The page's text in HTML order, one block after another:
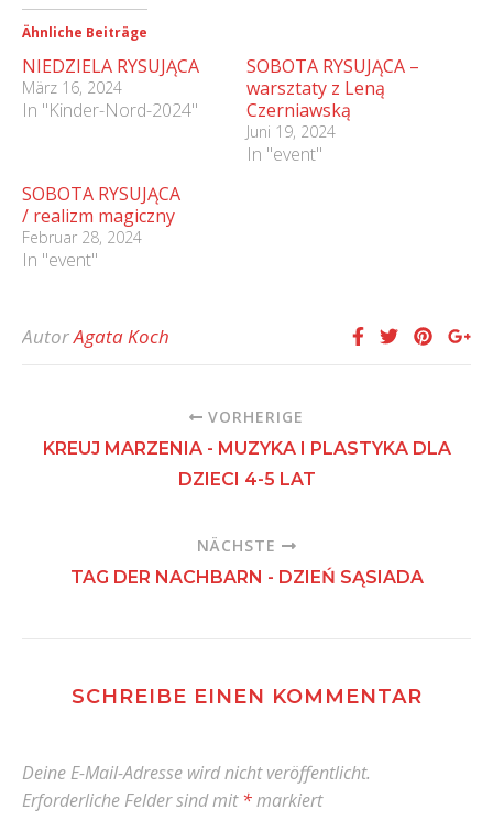
Ähnliche Beiträge
NIEDZIELA RYSUJĄCA
März 16, 2024
In "Kinder-Nord-2024"
SOBOTA RYSUJĄCA –
warsztaty z Leną
Czerniawską
Juni 19, 2024
In "event"
SOBOTA RYSUJĄCA
/ realizm magiczny
Februar 28, 2024
In "event"
AutorAgata Koch
VORHERIGE
KREUJ MARZENIA - MUZYKA I PLASTYKA DLA
DZIECI 4-5 LAT
NÄCHSTE
TAG DER NACHBARN - DZIEŃ SĄSIADA
SCHREIBE EINEN KOMMENTAR
Deine E-Mail-Adresse wird nicht veröffentlicht.
Erforderliche Felder sind mit*markiert